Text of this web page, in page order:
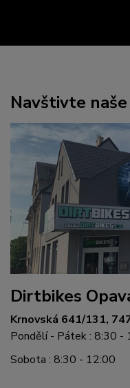
Navštivte
Dirtbikes
Krnovská 641/131,
Pondělí - Pátek : 8:30 -
Sobota : 8:30 - 12:00